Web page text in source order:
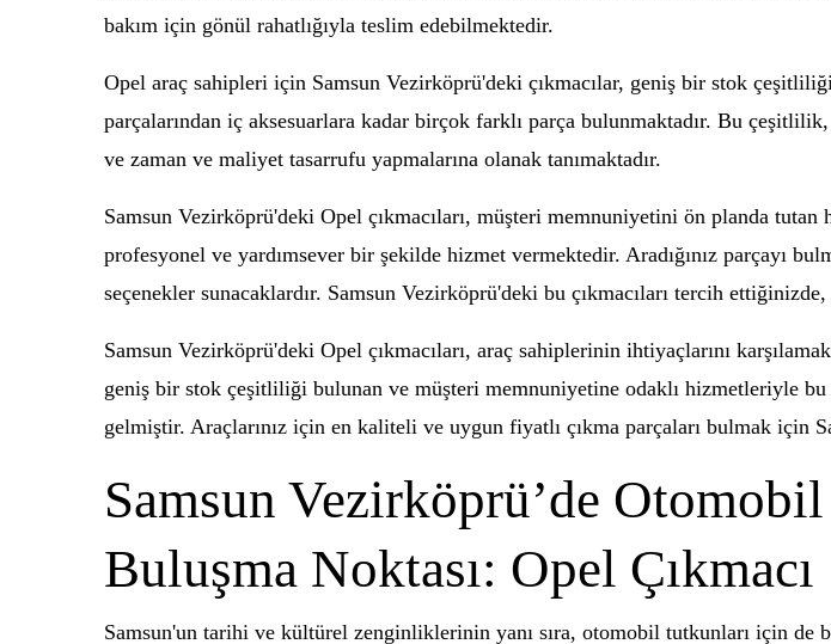
bakım için gönül rahatlığıyla teslim edebilmektedir.
Opel araç sahipleri için Samsun Vezirköprü'deki çıkmacılar, geniş bir stok
parçalarından iç aksesuarlara kadar birçok farklı parça bulunmaktadır. Bu
ve zaman ve maliyet tasarrufu yapmalarına olanak tanımaktadır.
Samsun Vezirköprü'deki Opel çıkmacıları, müşteri memnuniyetini ön planda
profesyonel ve yardımsever bir şekilde hizmet vermektedir. Aradığınız parçayı
seçenekler sunacaklardır. Samsun Vezirköprü'deki bu çıkmacıları tercih
Samsun Vezirköprü'deki Opel çıkmacıları, araç sahiplerinin ihtiyaçlarını
geniş bir stok çeşitliliği bulunan ve müşteri memnuniyetine odaklı hizmetleriyle
gelmiştir. Araçlarınız için en kaliteli ve uygun fiyatlı çıkma parçaları bulmak için
Samsun Vezirköprü’de
Buluşma Noktası: Opel Çıkmacı
Samsun'un tarihi ve kültürel zenginliklerinin yanı sıra, otomobil tutkunları için